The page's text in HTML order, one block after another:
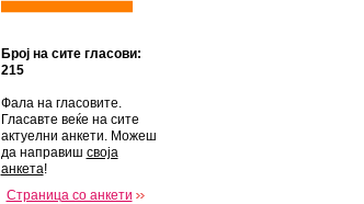
Број на сите гласови:
215
Фала на гласовите.
Гласавте веќе на сите
актуелни анкети. Можеш
да направиш своја
анкета!
Страница со анкети